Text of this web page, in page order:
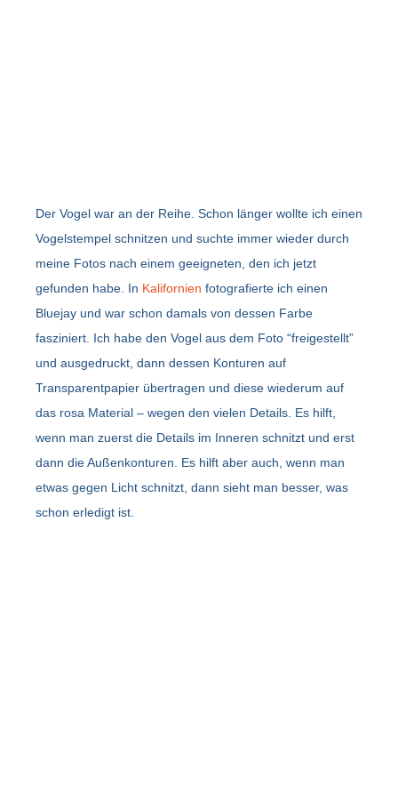
Der Vogel war an der Reihe. Schon länger wollte ich einen
Vogelstempel schnitzen und suchte immer wieder durch
meine Fotos nach einem geeigneten, den ich jetzt
gefunden habe. In Kalifornien fotografierte ich einen
Bluejay und war schon damals von dessen Farbe
fasziniert. Ich habe den Vogel aus dem Foto “freigestellt”
und ausgedruckt, dann dessen Konturen auf
Transparentpapier übertragen und diese wiederum auf
das rosa Material – wegen den vielen Details. Es hilft,
wenn man zuerst die Details im Inneren schnitzt und erst
dann die Außenkonturen. Es hilft aber auch, wenn man
etwas gegen Licht schnitzt, dann sieht man besser, was
schon erledigt ist.